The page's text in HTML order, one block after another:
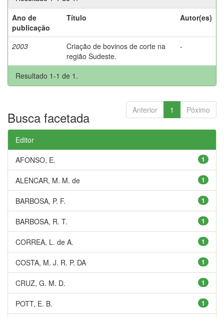
Ano de
publicação
Título Autor(es)
2003
Criação de bovinos de corte na
região Sudeste.
-
Resultado 1-1 de 1.
Anterior 1 Póximo
Busca facetada
Editor
1
AFONSO, E.
1
ALENCAR, M. M. de
1
BARBOSA, P. F.
1
BARBOSA, R. T.
1
CORREA, L. de A.
1
COSTA, M. J. R. P. DA
1
CRUZ, G. M. D.
1
POTT, E. B.